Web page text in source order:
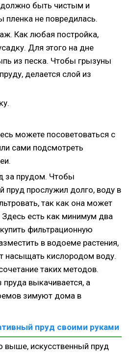
быть чистым и
пленка не повредилась.
Как любая постройка,
Для этого на дне
из песка. Чтобы грызуны
делается слой из
можете посоветоваться с
сами подсмотреть
за прудом. Чтобы
пруд прослужил долго, воду в
так как она может
Здесь есть как минимум два
фильтрационную
в водоеме растения,
насыщать кислородом воду.
таких методов.
выкачивается, а
зимуют дома в
пруд своими руками
выше, искусственный пруд